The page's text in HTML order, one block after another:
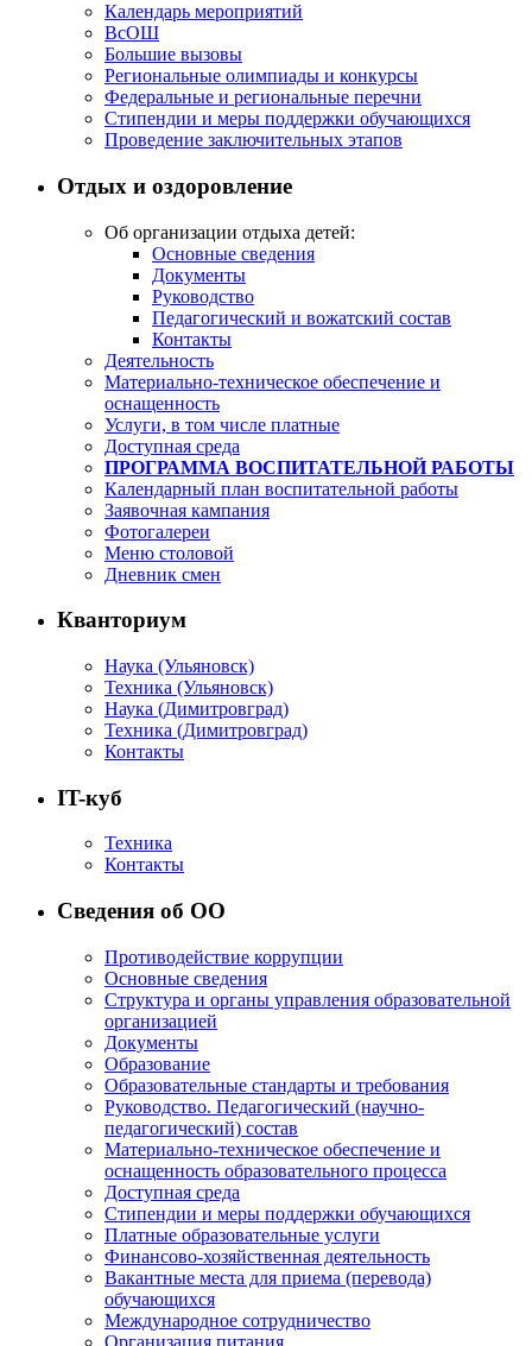
Календарь мероприятий
ВсОШ
Большие вызовы
Региональные олимпиады и конкурсы
Федеральные и региональные перечни
Стипендии и меры поддержки обучающихся
Проведение заключительных этапов
Отдых и оздоровление
Об организации отдыха детей:
Основные сведения
Документы
Руководство
Педагогический и вожатский состав
Контакты
Деятельность
Материально-техническое обеспечение и
оснащенность
Услуги, в том числе платные
Доступная среда
ПРОГРАММА ВОСПИТАТЕЛЬНОЙ РАБОТЫ
Календарный план воспитательной работы
Заявочная кампания
Фотогалереи
Меню столовой
Дневник смен
Кванториум
Наука (Ульяновск)
Техника (Ульяновск)
Наука (Димитровград)
Техника (Димитровград)
Контакты
IT-куб
Техника
Контакты
Сведения об ОО
Противодействие коррупции
Основные сведения
Структура и органы управления образовательной
организацией
Документы
Образование
Образовательные стандарты и требования
Руководство. Педагогический (научно-
педагогический) состав
Материально-техническое обеспечение и
оснащенность образовательного процесса
Доступная среда
Стипендии и меры поддержки обучающихся
Платные образовательные услуги
Финансово-хозяйственная деятельность
Вакантные места для приема (перевода)
обучающихся
Международное сотрудничество
Организация питания